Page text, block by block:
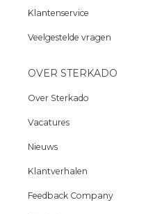
Klantenservice
Veelgestelde vragen
OVER STERKADO
Over Sterkado
Vacatures
Nieuws
Klantverhalen
Feedback Company